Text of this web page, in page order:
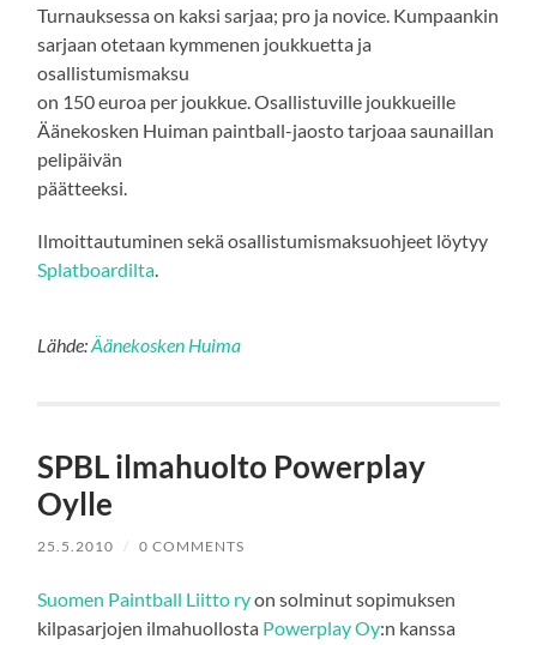
Turnauksessa on kaksi sarjaa; pro ja novice. Kumpaankin
sarjaan otetaan kymmenen joukkuetta ja
osallistumismaksu
on 150 euroa per joukkue. Osallistuville joukkueille
Äänekosken Huiman paintball-jaosto tarjoaa saunaillan
pelipäivän
päätteeksi.
Ilmoittautuminen sekä osallistumismaksuohjeet löytyy
Splatboardilta.
Lähde:Äänekosken Huima
SPBL ilmahuolto Powerplay
Oylle
25.5.2010 / 0 COMMENTS
Suomen Paintball Liitto ryon solminut sopimuksen
kilpasarjojen ilmahuollosta Powerplay Oy:n kanssa